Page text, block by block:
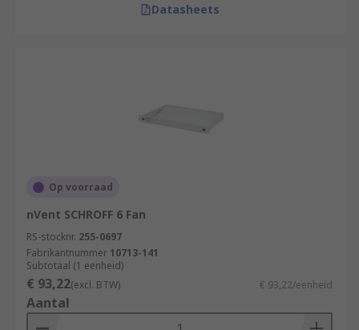
Datasheets
Op voorraad
nVent SCHROFF 6 Fan
RS-stocknr. 255-0697
Fabrikantnummer 10713-141
Subtotaal (1 eenheid)
€ 93,22(excl. BTW) € 93,22/eenheid
Aantal